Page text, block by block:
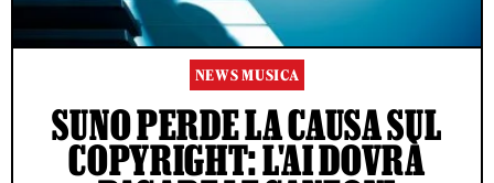
NEWS MUSICA
SUNO PERDE LA CAUSA SUL
COPYRIGHT: L'AI DOVRÀ